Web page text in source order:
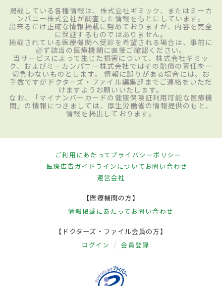
掲載している各種情報は、株式会社ギミック、またはミーカ
ンパニー株式会社が調査した情報をもとにしています。
出来るだけ正確な情報掲載に努めておりますが、内容を完全
に保証するものではありません。
掲載されている医療機関へ受診を希望される場合は、事前に
必ず該当の医療機関に直接ご確認ください。
当サービスによって生じた損害について、株式会社ギミッ
ク、およびミーカンパニー株式会社ではその賠償の責任を一
切負わないものとします。 情報に誤りがある場合には、お
手数ですがドクターズ・ファイル編集部までご連絡をいただ
けますようお願いいたします。
なお、「マイナンバーカードの健康保険証利用可能な医療機
関」の情報につきましては、厚生労働省の情報提供のもと、
情報を掲出しております。
ご利用にあたってプライバシーポリシー
医療広告ガイドラインについてお問い合わせ
運営会社
【医療機関の方】
情報掲載にあたって お問い合わせ
【ドクターズ・ファイル会員の方】
ログイン 会員登録